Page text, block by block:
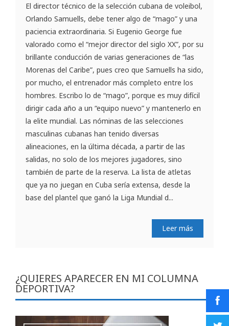
El director técnico de la selección cubana de voleibol,
Orlando Samuells, debe tener algo de “mago” y una
paciencia extraordinaria. Si Eugenio George fue
valorado como el “mejor director del siglo XX”, por su
brillante conducción de varias generaciones de “las
Morenas del Caribe”, pues creo que Samuells ha sido,
por mucho, el entrenador más completo entre los
hombres. Escribo lo de “mago”, porque es muy difícil
dirigir cada año a un “equipo nuevo” y mantenerlo en
la elite mundial. Las nóminas de las selecciones
masculinas cubanas han tenido diversas
alineaciones, en la última década, a partir de las
salidas, no solo de los mejores jugadores, sino
también de parte de la reserva. La lista de atletas
que ya no juegan en Cuba sería extensa, desde la
base del plantel que ganó la Liga Mundial d...
Leer más
¿QUIERES APARECER EN MI COLUMNA
DEPORTIVA?